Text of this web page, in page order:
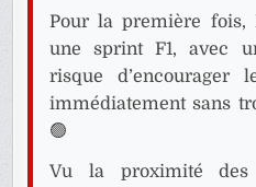
Pour la première fois,
une sprint F1, avec
risque d’encourager
immédiatement sans
🟢
Vu la proximité